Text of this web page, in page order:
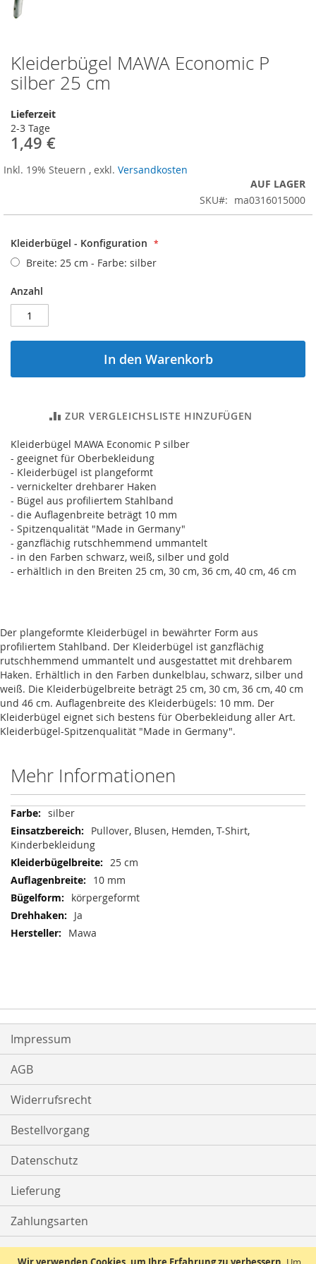
Kleiderbügel MAWA Economic P
silber 25 cm
Lieferzeit
2-3 Tage
1,49 €
Inkl. 19% Steuern , exkl. Versandkosten
AUF LAGER
SKU
ma0316015000
Kleiderbügel - Konfiguration
Breite: 25 cm - Farbe: silber
Anzahl
In den Warenkorb
ZUR VERGLEICHSLISTE HINZUFÜGEN
Kleiderbügel MAWA Economic P silber
- geeignet für Oberbekleidung
- Kleiderbügel ist plangeformt
- vernickelter drehbarer Haken
- Bügel aus profiliertem Stahlband
- die Auflagenbreite beträgt 10 mm
- Spitzenqualität "Made in Germany"
- ganzflächig rutschhemmend ummantelt
- in den Farben schwarz, weiß, silber und gold
- erhältlich in den Breiten 25 cm, 30 cm, 36 cm, 40 cm, 46 cm
Zum
Anfang
der
springen
Der plangeformte Kleiderbügel in bewährter Form aus
profiliertem Stahlband. Der Kleiderbügel ist ganzflächig
rutschhemmend ummantelt und ausgestattet mit drehbarem
Haken. Erhältlich in den Farben dunkelblau, schwarz, silber und
weiß. Die Kleiderbügelbreite beträgt 25 cm, 30 cm, 36 cm, 40 cm
und 46 cm. Auflagenbreite des Kleiderbügels: 10 mm. Der
Kleiderbügel eignet sich bestens für Oberbekleidung aller Art.
Kleiderbügel-Spitzenqualität "Made in Germany".
Mehr Informationen
Mehr
Informationen
silber
Pullover, Blusen, Hemden, T-Shirt,
Kinderbekleidung
25 cm
10 mm
körpergeformt
Ja
Mawa
Impressum
AGB
Widerrufsrecht
Bestellvorgang
Datenschutz
Lieferung
Zahlungsarten
Kontakt